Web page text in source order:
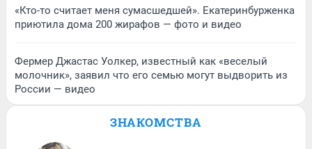
«Кто-то считает меня сумасшедшей». Екатеринбурженка
приютила дома 200 жирафов — фото и видео
Фермер Джастас Уолкер, известный как «веселый
молочник», заявил что его семью могут выдворить из
России — видео
ЗНАКОМСТВА